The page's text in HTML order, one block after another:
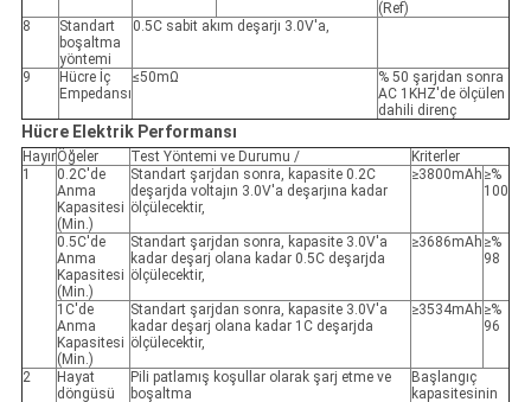
(Ref)
8
Standart
boşaltma
yöntemi
0.5C sabit akım deşarjı 3.0V'a,
9
Hücre İç
Empedansı
≤50mΩ
% 50 şarjdan sonra
AC 1KHZ'de ölçülen
dahili direnç
Hücre Elektrik Performansı
HayırÖğeler Test Yöntemi ve Durumu /
Kriterler
1
0.2C'de
Anma
Kapasitesi
(Min.)
Standart şarjdan sonra, kapasite 0.2C
deşarjda voltajın 3.0V'a deşarjına kadar
ölçülecektir,
≥3800mAh ≥%
100
0.5C'de
Anma
Kapasitesi
(Min.)
Standart şarjdan sonra, kapasite 3.0V'a
kadar deşarj olana kadar 0.5C deşarjda
ölçülecektir,
≥3686mAh ≥%
98
1C'de
Anma
Kapasitesi
(Min.)
Standart şarjdan sonra, kapasite 3.0V'a
kadar deşarj olana kadar 1C deşarjda
ölçülecektir,
≥3534mAh ≥%
96
2
Hayat
döngüsü
Pili patlamış koşullar olarak şarj etme ve
boşaltma
Başlangıç ​​
kapasitesinin